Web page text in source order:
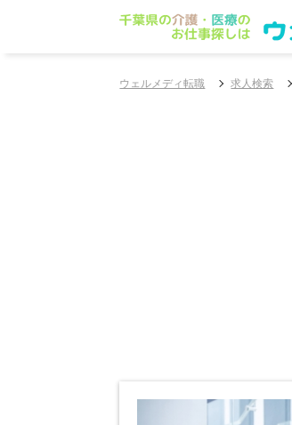
ウェルメディ転職 求人検索